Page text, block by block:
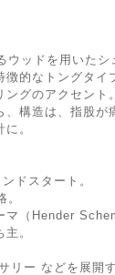
ウッドを用いたシ
的なトングタイ
グのアクセント。
構造は、指股が
。
ドスタート。
マ（Hender
。
リー などを展開